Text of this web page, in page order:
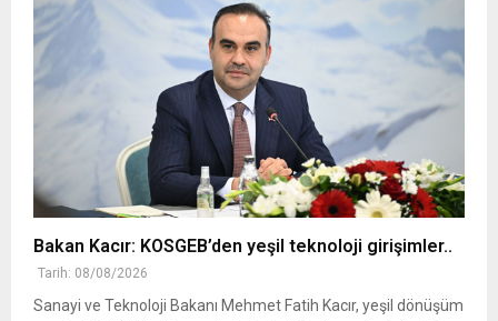
Bakan Kacır: KOSGEB’den yeşil teknoloji girişimler..
Tarih: 08/08/2026
Sanayi ve Teknoloji Bakanı Mehmet Fatih Kacır, yeşil dönüşüm